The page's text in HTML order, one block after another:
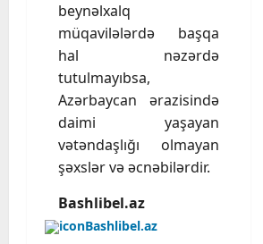
beynəlxalq
müqavilələrdə başqa
hal nəzərdə
tutulmayıbsa,
Azərbaycan ərazisində
daimi yaşayan
vətəndaşlığı olmayan
şəxslər və əcnəbilərdir.
Bashlibel.az
Bashlibel.az